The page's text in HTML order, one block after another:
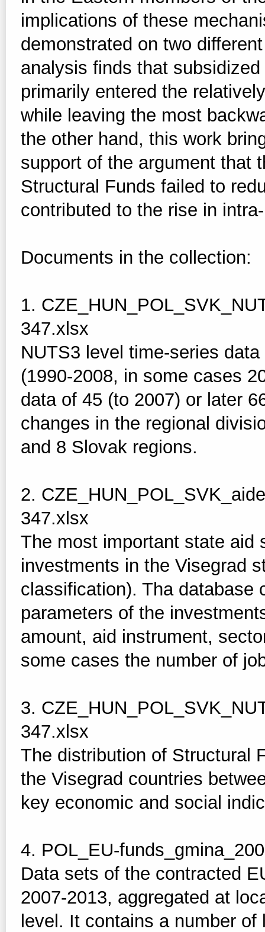
implications of these
demonstrated on two
analysis finds that
primarily entered the
while leaving the most
the other hand, this work
support of the argument that
Structural Funds failed to
contributed to the rise in
Documents in the collection:
1.
347.xlsx
NUTS3 level time-series
(1990-2008, in some cases
data of 45 (to 2007) or later
changes in the regional
and 8 Slovak regions.
2.
347.xlsx
The most important state aid
investments in the Visegrad
classification). Tha database
parameters of the
amount, aid instrument,
some cases the number of
3.
347.xlsx
The distribution of Structural
the Visegrad countries
key economic and social
4. POL_EU-
Data sets of the contracted
2007-2013, aggregated at
level. It contains a number